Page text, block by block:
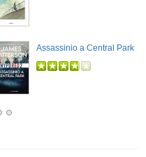
Assassinio a Central Park